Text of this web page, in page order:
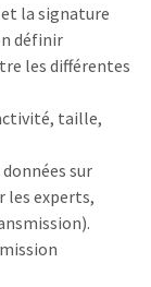
la signature
définir
les différentes
taille,
sur
les experts,